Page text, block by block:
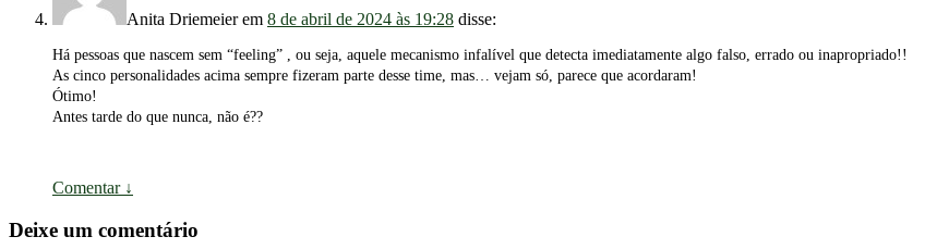
Anita Driemeierem 8 de abril de 2024 às 19:28 disse:
Há pessoas que nascem sem “feeling” , ou seja, aquele mecanismo infalível que detecta imediatamente algo falso, errado ou inapropriado!!
As cinco personalidades acima sempre fizeram parte desse time, mas… vejam só, parece que acordaram!
Ótimo!
Antes tarde do que nunca, não é??
Comentar ↓
Deixe um comentário